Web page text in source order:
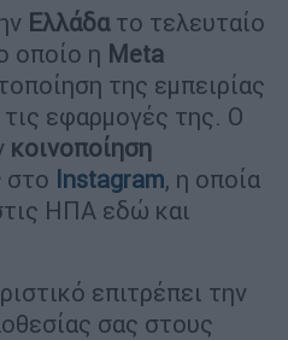
Ελλάδατο τελευταίο
οποίο η Meta
της εμπειρίας
εφαρμογές της. Ο
κοινοποίηση
στο Instagram, η οποία
ΗΠΑ εδώ και
επιτρέπει την
σας στους